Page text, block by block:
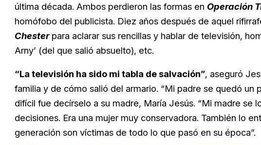
última década. Ambos perdieron las formas en Operación
homófobo del publicista. Diez años después de aquel
Chesterpara aclarar sus rencillas y hablar de televisión,
Arny’ (del que salió absuelto), etc.
“La televisión ha sido mi tabla de salvación”, aseguró
familia y de cómo salió del armario. “Mi padre se quedó un
difícil fue decírselo a su madre, María Jesús. “Mi madre se
decisiones. Era una mujer muy conservadora. También lo
generación son víctimas de todo lo que pasó en su época”.